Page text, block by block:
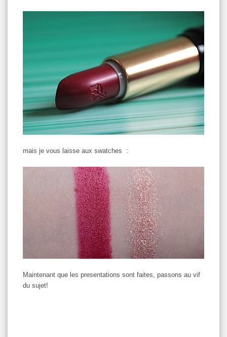
mais je vous laisse aux swatches :
Maintenant que les presentations sont faites, passons au vif
du sujet!